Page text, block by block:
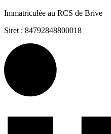
Immatriculée au RCS de Brive
Siret : 84792848800018